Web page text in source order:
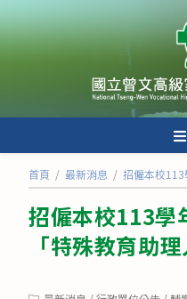
跳
轉
至
內
首頁 / 最新消息 / 招僱本校113
招僱本校113學
「特殊教育助理